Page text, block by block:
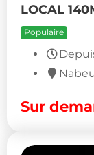
LOCAL
Populaire
Sur